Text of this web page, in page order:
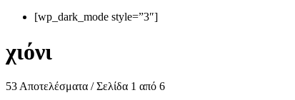
[wp_dark_mode style=”3″]
χιόνι
53 Αποτελέσματα / Σελίδα 1 από 6